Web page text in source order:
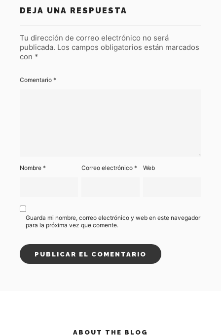
DEJA UNA RESPUESTA
Tu dirección de correo electrónico no será
publicada. Los campos obligatorios están marcados
con *
Comentario *
Nombre * Correo electrónico* Web
Guarda mi nombre, correo electrónico y web en este navegador
para la próxima vez que comente.
ABOUT THE BLOG